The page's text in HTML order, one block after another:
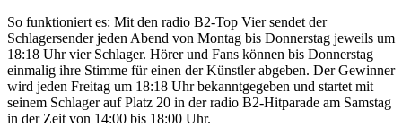
So funktioniert es: Mit den radio B2-Top Vier sendet der
Schlagersender jeden Abend von Montag bis Donnerstag jeweils um
18:18 Uhr vier Schlager. Hörer und Fans können bis Donnerstag
einmalig ihre Stimme für einen der Künstler abgeben. Der Gewinner
wird jeden Freitag um 18:18 Uhr bekanntgegeben und startet mit
seinem Schlager auf Platz 20 in der radio B2-Hitparade am Samstag
in der Zeit von 14:00 bis 18:00 Uhr.